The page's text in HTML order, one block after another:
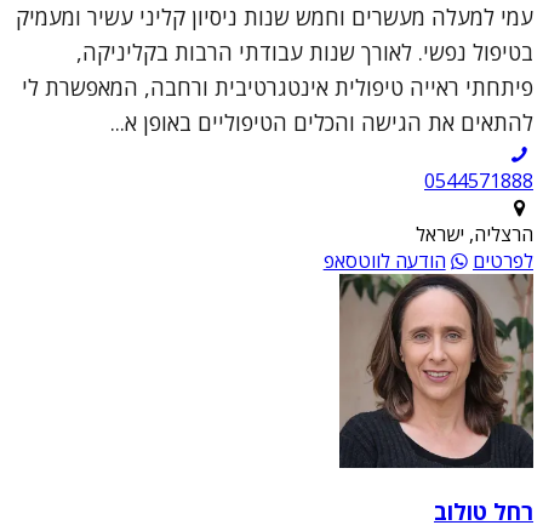
עמי למעלה מעשרים וחמש שנות ניסיון קליני עשיר ומעמיק
בטיפול נפשי. לאורך שנות עבודתי הרבות בקליניקה,
פיתחתי ראייה טיפולית אינטגרטיבית ורחבה, המאפשרת לי
להתאים את הגישה והכלים הטיפוליים באופן א...
0544571888
הרצליה, ישראל
לפרטים
הודעה לווטסאפ
רחל טולוב